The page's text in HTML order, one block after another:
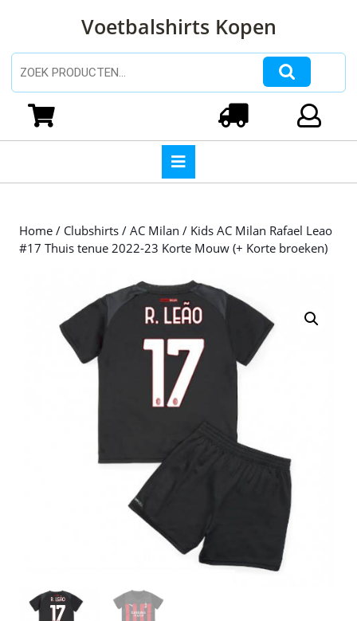
inhoud
Voetbalshirts Kopen
Zoeken naar:
Home / Clubshirts / AC Milan / Kids AC Milan Rafael Leao
#17 Thuis tenue 2022-23 Korte Mouw (+ Korte broeken)